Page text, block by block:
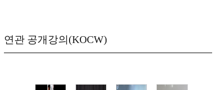
연관 공개강의(KOCW)